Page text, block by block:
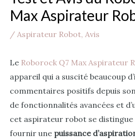
Max Aspirateur
/ Aspirateur Robot, Avis
Le Roborock Q7 Max Aspirateur
appareil qui a suscité beaucoup
commentaires positifs depuis
de fonctionnalités avancées et
cet aspirateur robot se distingue
fournir une puissance